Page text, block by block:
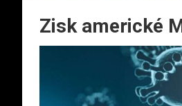
Zisk americké